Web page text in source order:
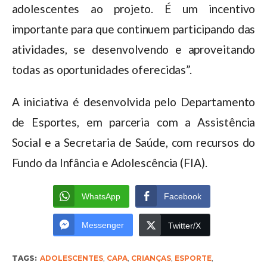
adolescentes ao projeto. É um incentivo
importante para que continuem participando das
atividades, se desenvolvendo e aproveitando
todas as oportunidades oferecidas”.
A iniciativa é desenvolvida pelo Departamento
de Esportes, em parceria com a Assistência
Social e a Secretaria de Saúde, com recursos do
Fundo da Infância e Adolescência (FIA).
WhatsApp Facebook
Messenger Twitter/X
TAGS: ADOLESCENTES, CAPA, CRIANÇAS, ESPORTE,